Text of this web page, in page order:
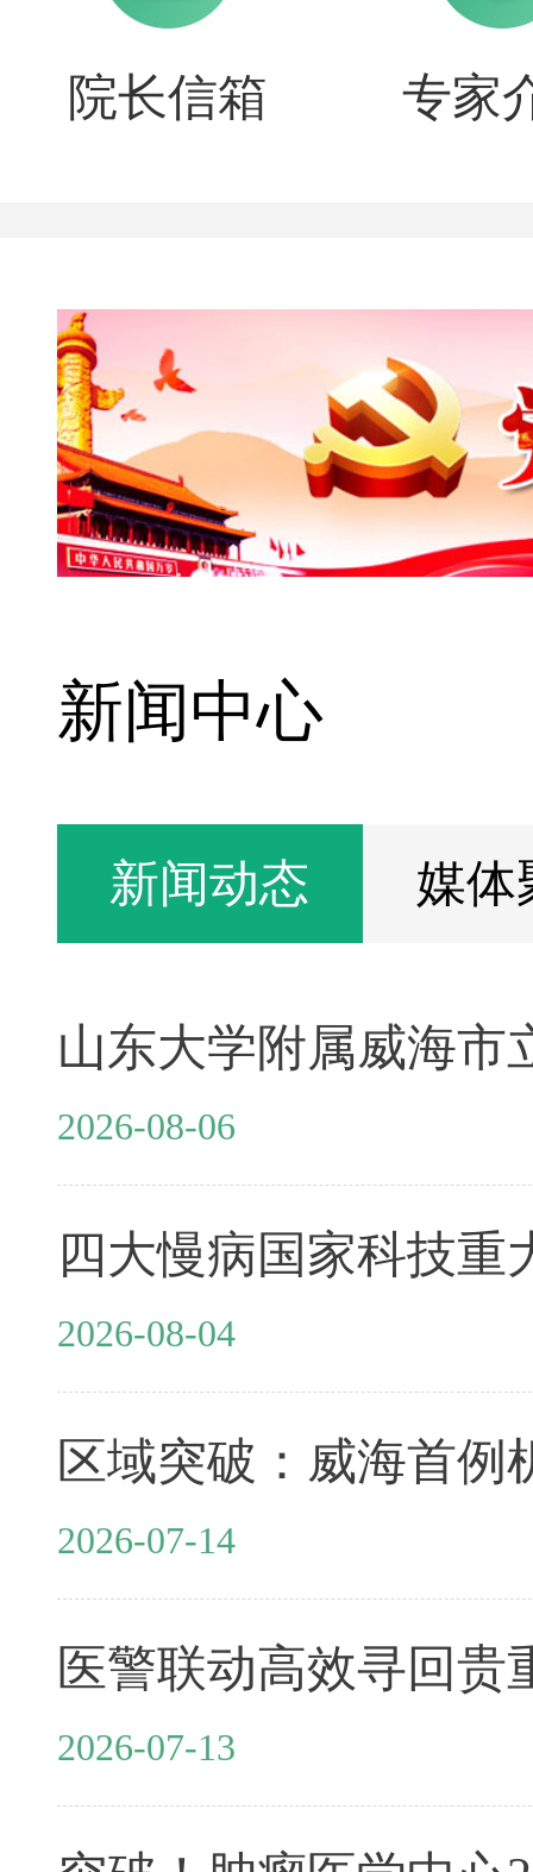
院长信箱 专家
新闻中心
新闻动态 媒体
2026-08-06
2026-08-04
2026-07-14
2026-07-13